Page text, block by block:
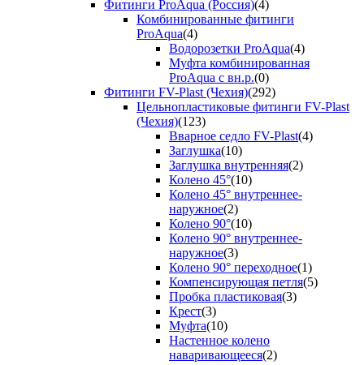
Фитинги ProAqua (Россия)(4)
Комбинированные фитинги
ProAqua(4)
Водорозетки ProAqua(4)
Муфта комбинированная
ProAqua с вн.р.(0)
Фитинги FV-Plast (Чехия)(292)
Цельнопластиковые фитинги FV-Plast
(Чехия)(123)
Вварное седло FV-Plast(4)
Заглушка(10)
Заглушка внутренняя(2)
Колено 45°(10)
Колено 45° внутреннее-
наружное(2)
Колено 90°(10)
Колено 90° внутреннее-
наружное(3)
Колено 90° переходное(1)
Компенсирующая петля(5)
Пробка пластиковая(3)
Крест(3)
Муфта(10)
Настенное колено
наваривающееся(2)